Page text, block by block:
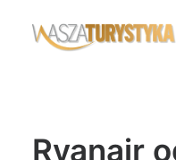
Biura podróży
Ryanair